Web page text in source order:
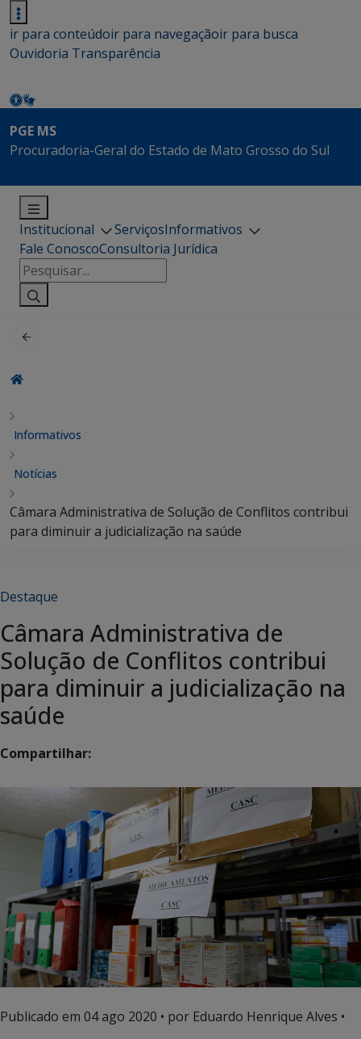
ir para conteúdoir para navegaçãoir para busca
Ouvidoria Transparência
PGE MS
Procuradoria-Geral do Estado de Mato Grosso do Sul
Institucional ServiçosInformativos
Fale ConoscoConsultoria Jurídica
Pesquisar
por:
Informativos
Notícias
Câmara Administrativa de Solução de Conflitos contribui
para diminuir a judicialização na saúde
Destaque
Câmara Administrativa de
Solução de Conflitos contribui
para diminuir a judicialização na
saúde
Compartilhar:
Publicado em 04 ago 2020 • por Eduardo Henrique Alves •